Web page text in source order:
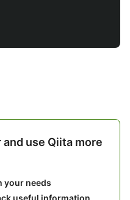
use Qiita more
your needs
useful information